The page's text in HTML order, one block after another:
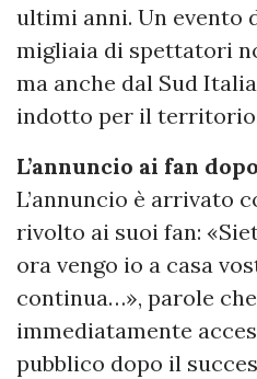
ultimi anni. Un evento
migliaia di spettatori
ma anche dal Sud
indotto per il
L’annuncio ai fan
L’annuncio è arrivato
rivolto ai suoi fan:
ora vengo io a casa
continua…», parole
immediatamente
pubblico dopo il